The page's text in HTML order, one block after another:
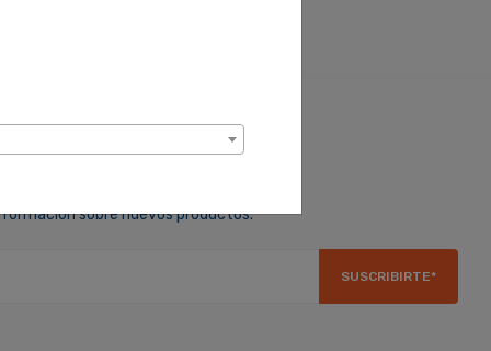
sobre nuevos productos.
SUSCRIBIRTE*